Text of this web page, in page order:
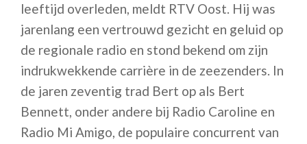
leeftijd overleden, meldt RTV Oost. Hij was
jarenlang een vertrouwd gezicht en geluid op
de regionale radio en stond bekend om zijn
indrukwekkende carrière in de zeezenders. In
de jaren zeventig trad Bert op als Bert
Bennett, onder andere bij Radio Caroline en
Radio Mi Amigo, de populaire concurrent van